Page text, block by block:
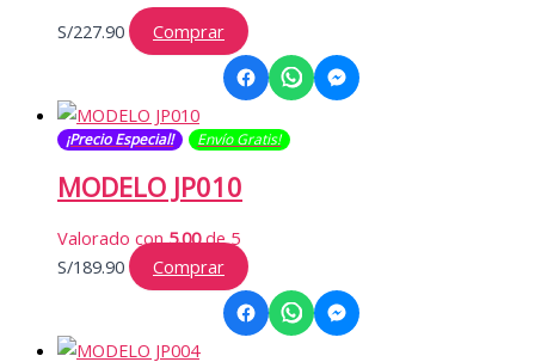
S/227.90 Comprar
¡Precio Especial! Envío Gratis​​​!
MODELO JP010
Valorado con5.00de 5
S/189.90 Comprar